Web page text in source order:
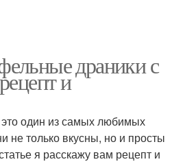
драники с
и
один из самых любимых
не только вкусны, но и просты
я расскажу вам рецепт и